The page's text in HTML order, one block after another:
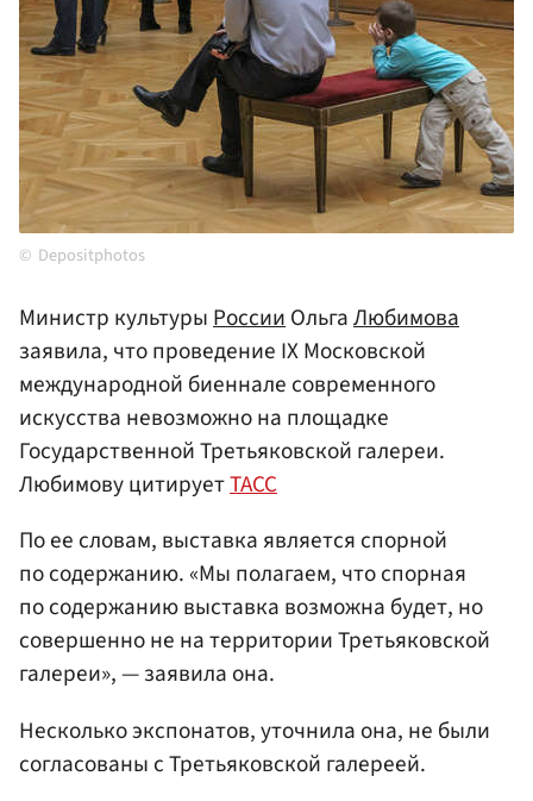
Depositphotos
Министр культурыРоссииОльгаЛюбимова
заявила, что проведение IX Московской
международной биеннале современного
искусства невозможно на площадке
Государственной Третьяковской галереи.
Любимову цитируетТАСС
По ее словам, выставка является спорной
по содержанию. «Мы полагаем, что спорная
по содержанию выставка возможна будет, но
совершенно не на территории Третьяковской
галереи», — заявила она.
Несколько экспонатов, уточнила она, не были
согласованы с Третьяковской галереей.